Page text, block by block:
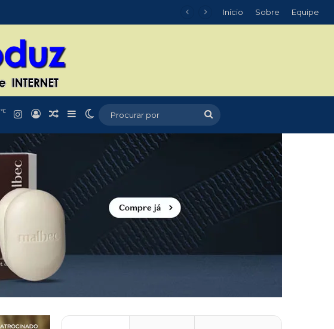
Início Sobre Equipe
℃ Instagram
EntrarArtigo aleatório
Barra Lateral
Switch skin
por